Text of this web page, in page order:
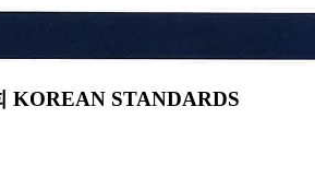
KOREAN STANDARDS